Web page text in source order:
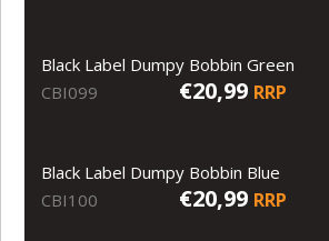
Black Label Dumpy Bobbin Green
CBI099
€20,99 RRP
Black Label Dumpy Bobbin Blue
CBI100
€20,99 RRP